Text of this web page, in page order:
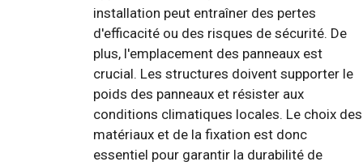
installation peut entraîner des pertes
d'efficacité ou des risques de sécurité. De
plus, l'emplacement des panneaux est
crucial. Les structures doivent supporter le
poids des panneaux et résister aux
conditions climatiques locales. Le choix des
matériaux et de la fixation est donc
essentiel pour garantir la durabilité de